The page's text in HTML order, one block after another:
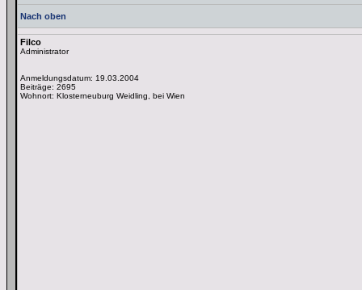
Nach oben
Filco
Administrator
Anmeldungsdatum: 19.03.2004
Beiträge: 2695
Wohnort: Klosterneuburg Weidling, bei Wien